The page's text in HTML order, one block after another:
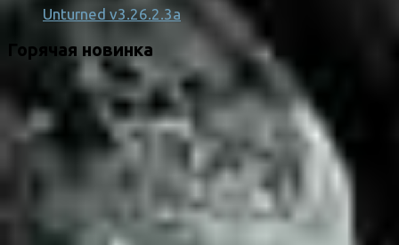
Unturned v3.26.2.3a
Горячая новинка